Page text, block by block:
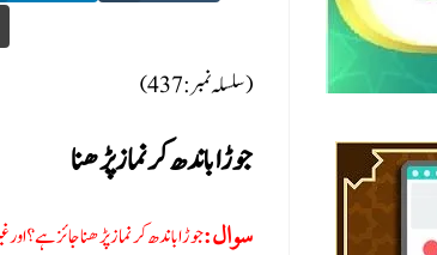
(سلسلہ نمبر: 437)
جوڑا باندھ کر نماز پڑھنا
سوال:جوڑا باندھ کر نماز پڑھنا جائز ہے؟